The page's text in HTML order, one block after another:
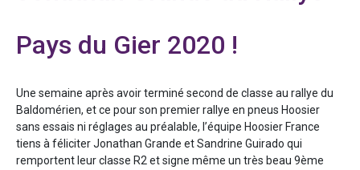
Pays du Gier 2020 !
Une semaine après avoir terminé second de classe au rallye du
Baldomérien, et ce pour son premier rallye en pneus Hoosier
sans essais ni réglages au préalable, l’équipe Hoosier France
tiens à féliciter Jonathan Grande et Sandrine Guirado qui
remportent leur classe R2 et signe même un très beau 9ème